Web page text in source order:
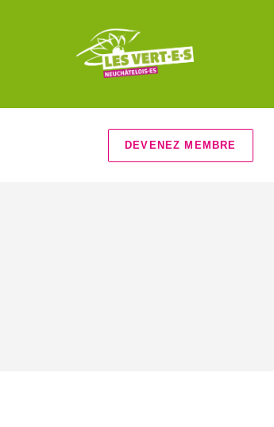
DEVENEZ MEMBRE